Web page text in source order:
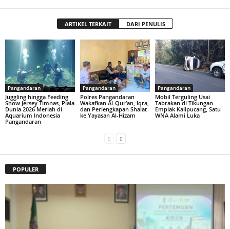
ARTIKEL TERKAIT DARI PENULIS
Pangandaran
Juggling hingga Feeding
Show Jersey Timnas, Piala
Dunia 2026 Meriah di
Aquarium Indonesia
Pangandaran
Pangandaran
Polres Pangandaran
Wakafkan Al-Qur’an, Iqra,
dan Perlengkapan Shalat
ke Yayasan Al-Hizam
Pangandaran
Mobil Terguling Usai
Tabrakan di Tikungan
Emplak Kalipucang, Satu
WNA Alami Luka
POPULER